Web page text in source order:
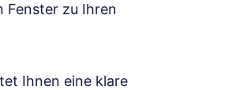
Fenster zu Ihren
Ihnen eine klare